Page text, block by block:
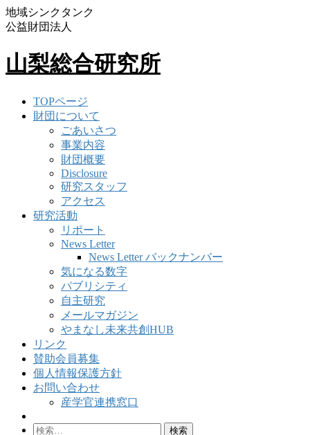
地域シンクタンク
公益財団法人
山梨総合研究所
TOPページ
財団について
ごあいさつ
事業内容
財団概要
Disclosure
研究スタッフ
アクセス
研究活動
リポート
News Letter
News Letter バックナンバー
気になる数字
パブリシティ
自主研究
メールマガジン
やまなし未来共創HUB
リンク
賛助会員募集
個人情報保護方針
お問い合わせ
産学官連携窓口
検